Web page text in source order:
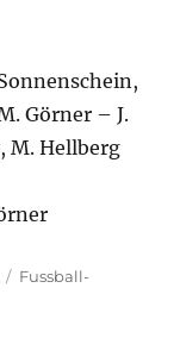
Görner – J.
M. Hellberg
Kategorien
Fussball-